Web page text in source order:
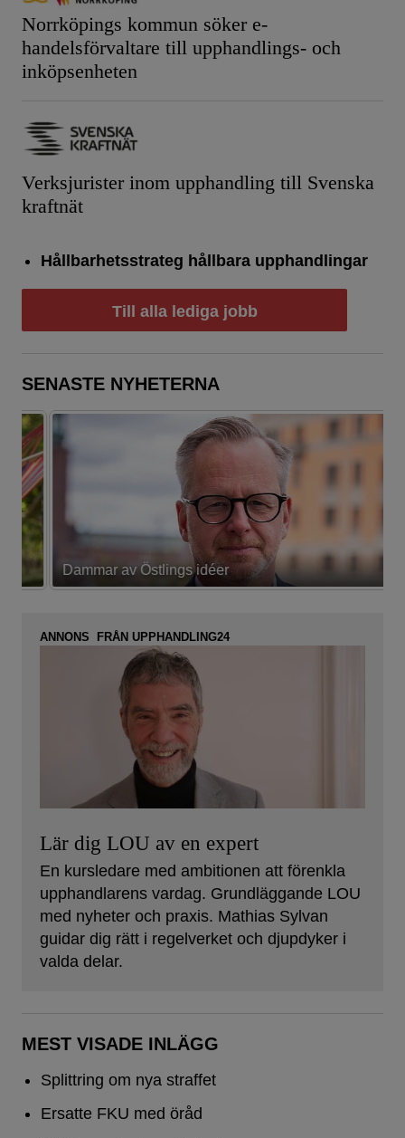
Norrköpings kommun söker e-
handelsförvaltare till upphandlings- och
inköpsenheten
Verksjurister inom upphandling till Svenska
kraftnät
Hållbarhetsstrateg hållbara upphandlingar
Till alla lediga jobb
SENASTE NYHETERNA
Dammar av Östlings idéer
ANNONS FRÅN UPPHANDLING24
Lär dig LOU av en expert
En kursledare med ambitionen att förenkla
upphandlarens vardag. Grundläggande LOU
med nyheter och praxis. Mathias Sylvan
guidar dig rätt i regelverket och djupdyker i
valda delar.
MEST VISADE INLÄGG
Splittring om nya straffet
Ersatte FKU med öråd